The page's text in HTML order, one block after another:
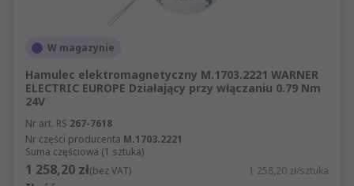
W magazynie
Hamulec elektromagnetyczny M.1703.2221 WARNER
ELECTRIC EUROPE Działający przy włączaniu 0.79 Nm
24V
Nr art. RS 267-7618
Nr części producenta M.1703.2221
Suma częściowa (1 sztuka)
1 258,20 zł(bez VAT) 1 258,20 zł/sztuka